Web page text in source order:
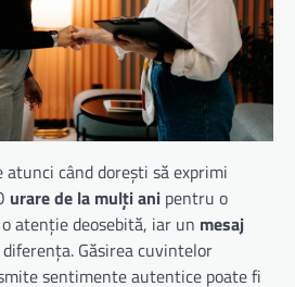
când dorești să exprimi
urare de la mulți ani pentru o
atenție deosebită, iar un mesaj
Găsirea cuvintelor
sentimente autentice poate fi